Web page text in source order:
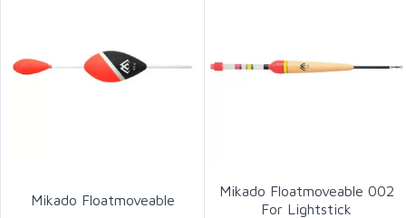
Mikado Floatmoveable
Mikado Floatmoveable 002
For Lightstick